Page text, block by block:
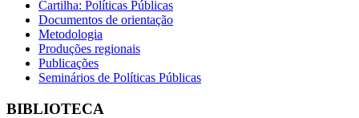
Cartilha: Políticas Públicas
Documentos de orientação
Metodologia
Produções regionais
Publicações
Seminários de Políticas Públicas
BIBLIOTECA